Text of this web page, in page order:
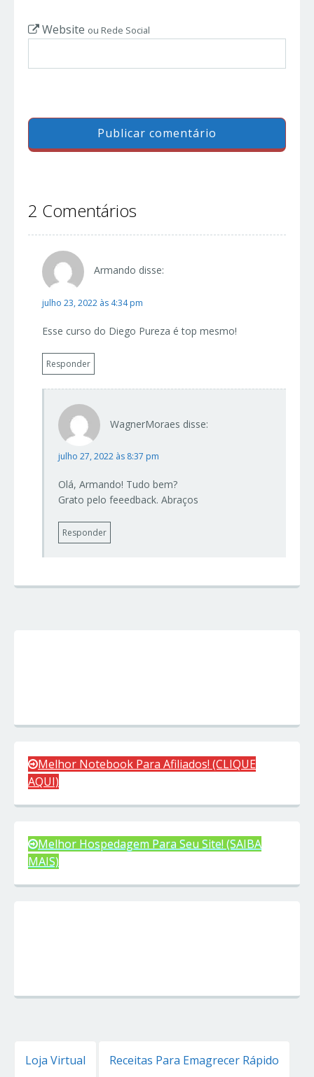
Website ou Rede Social
2 Comentários
Armando disse:
julho 23, 2022 às 4:34 pm
Esse curso do Diego Pureza é top mesmo!
Responder
WagnerMoraes disse:
julho 27, 2022 às 8:37 pm
Olá, Armando! Tudo bem?
Grato pelo feeedback. Abraços
Responder
Melhor Notebook Para Afiliados! (CLIQUE
AQUI)
Melhor Hospedagem Para Seu Site! (SAIBA
MAIS)
Loja Virtual Receitas Para Emagrecer Rápido